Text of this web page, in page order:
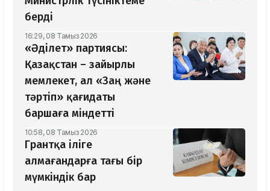
берді
16:29, 08 Тамыз 2026
«Әділет» партиясы:
Қазақстан – зайырлы
мемлекет, ал «Заң және
тәртіп» қағидаты
баршаға міндетті
10:58, 08 Тамыз 2026
Грантқа іліге
алмағандарға тағы бір
мүмкіндік бар